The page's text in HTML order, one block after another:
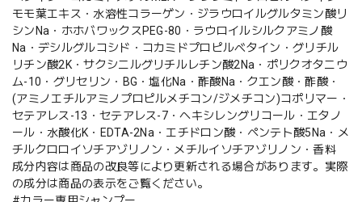
モモ葉エキス・水溶性コラーゲン・ジラウロイルグルタミン酸リ
シンNa・ホホバワックスPEG-80・ラウロイルシルクアミノ酸
Na・デシルグルコシド・コカミドプロピルベタイン・グリチル
リチン酸2K・サクシニルグリチルレチン酸2Na・ポリクオタニウ
ム-10・グリセリン・BG・塩化Na・酢酸Na・クエン酸・酢酸・
(アミノエチルアミノプロピルメチコン/ジメチコン)コポリマー・
セテアレス-13・セテアレス-7・ヘキシレングリコール・エタノ
ール・水酸化K・EDTA-2Na・エチドロン酸・ペンテト酸5Na・メ
チルクロロイソチアゾリノン・メチルイソチアゾリノン・香料
成分内容は商品の改良等により更新される場合があります。実際
の成分は商品の表示をご覧ください。